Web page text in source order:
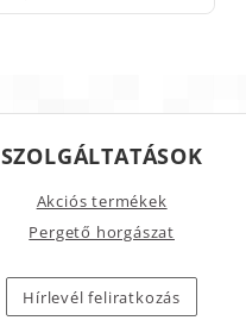
SZOLGÁLTATÁSOK
Akciós termékek
Pergető horgászat
Hírlevél feliratkozás